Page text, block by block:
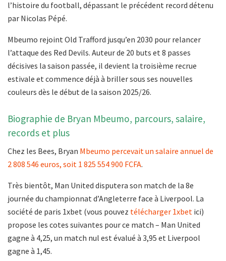
l’histoire du football, dépassant le précédent record détenu
par Nicolas Pépé.
Mbeumo rejoint Old Trafford jusqu’en 2030 pour relancer
l’attaque des Red Devils. Auteur de 20 buts et 8 passes
décisives la saison passée, il devient la troisième recrue
estivale et commence déjà à briller sous ses nouvelles
couleurs dès le début de la saison 2025/26.
Biographie de Bryan Mbeumo, parcours, salaire,
records et plus
Chez les Bees, Bryan Mbeumo percevait un salaire annuel de
2 808 546 euros, soit 1 825 554 900 FCFA.
Très bientôt, Man United disputera son match de la 8e
journée du championnat d’Angleterre face à Liverpool. La
société de paris 1xbet (vous pouvez télécharger 1xbet ici)
propose les cotes suivantes pour ce match – Man United
gagne à 4,25, un match nul est évalué à 3,95 et Liverpool
gagne à 1,45.